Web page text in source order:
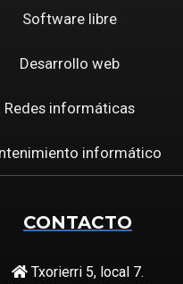
Software libre
Desarrollo web
Redes informáticas
informático
CONTACTO
Txorierri 5, local 7.